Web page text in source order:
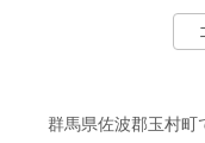
群馬県佐波郡玉村町